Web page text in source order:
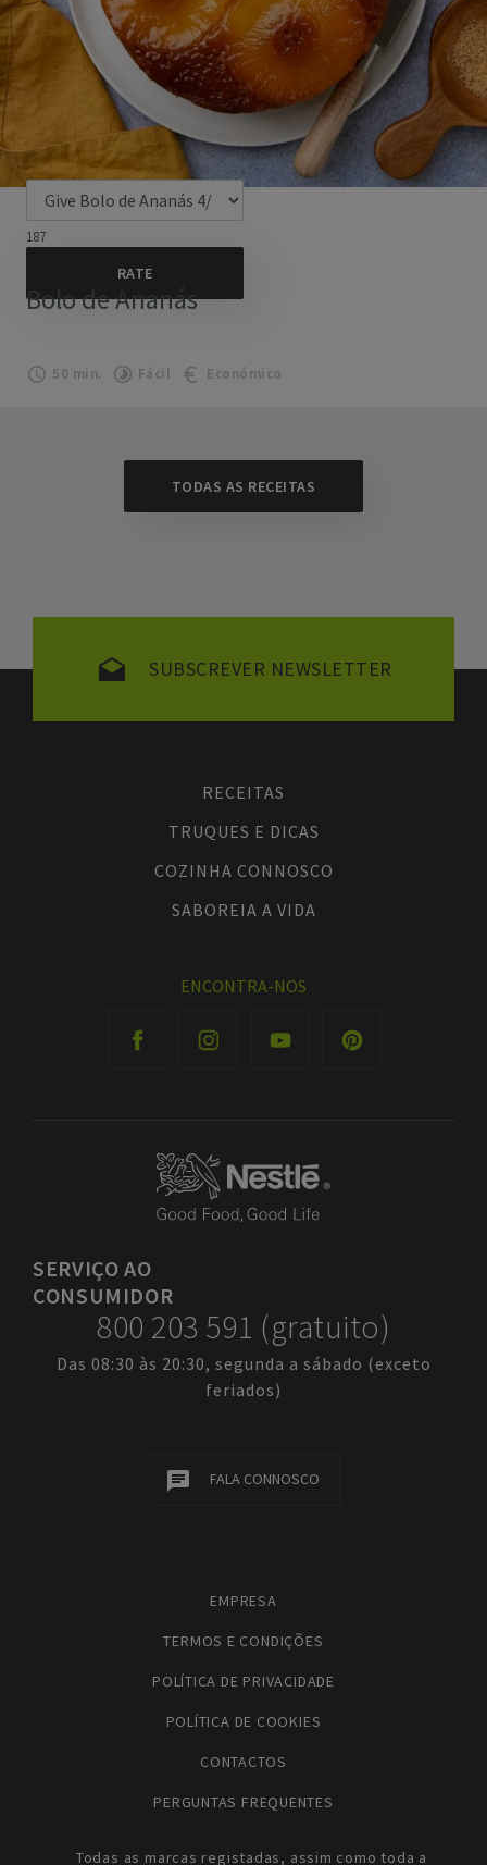
187
Bolo de Ananás
50 min. Fácil Económico
TODAS AS RECEITAS
SUBSCREVER NEWSLETTER
RECEITAS
TRUQUES E DICAS
COZINHA CONNOSCO
SABOREIA A VIDA
ENCONTRA-NOS
SERVIÇOAO
CONSUMIDOR
800 203 591 (gratuito)
Das 08:30 às 20:30, segunda a sábado (exceto
feriados)
FALA CONNOSCO
EMPRESA
TERMOS E CONDIÇÕES
POLÍTICA DE PRIVACIDADE
POLÍTICA DE COOKIES
CONTACTOS
PERGUNTAS FREQUENTES
Todas as marcas registadas, assim como toda a